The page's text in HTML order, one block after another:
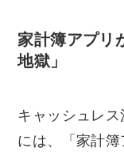
家計簿アプリ
地獄」
キャッシュレ
には、「家計